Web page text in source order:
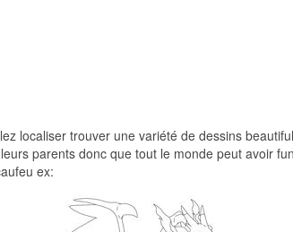
localiser trouver une variété de dessins
parents donc que tout le monde peut avoir
ex: